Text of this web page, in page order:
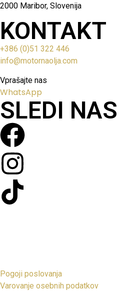
2000 Maribor, Slovenija
KONTAKT
+386 (0)51 322 446
info@motornaolja.com
Vprašajte nas
WhatsApp
SLEDI NAS
Pogoji poslovanja
Varovanje osebnih podatkov